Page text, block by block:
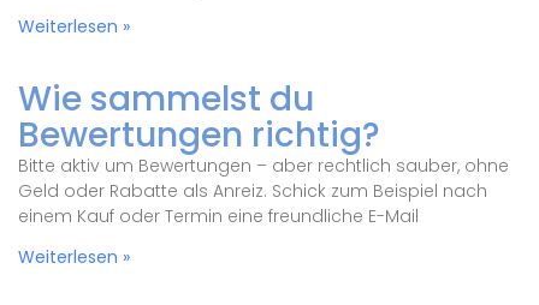
Weiterlesen »
Wie sammelst du
Bewertungen richtig?
Bitte aktiv um Bewertungen – aber rechtlich sauber, ohne
Geld oder Rabatte als Anreiz. Schick zum Beispiel nach
einem Kauf oder Termin eine freundliche E-Mail
Weiterlesen »